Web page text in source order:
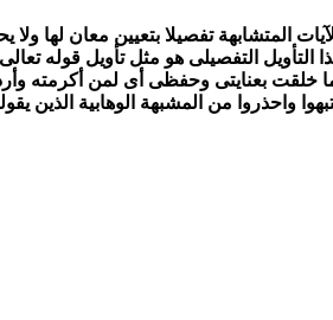
المتشابهة تفصيلا بتعيين معان
التأويل التفصيلى هو مثل تأويل قوله
خلقت بعنايتى وحفظى أى لمن أكرمته
واحذروا من المشبهة الوهابية الذين